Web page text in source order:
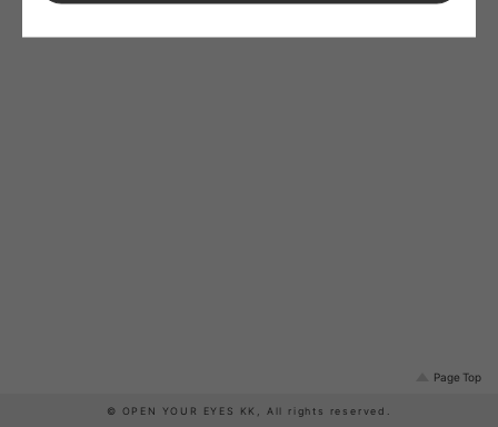
Page Top
© OPEN YOUR EYES KK, All rights reserved.